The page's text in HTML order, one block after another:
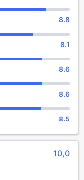
jos etsit mukavaa
maisemissa.
Inn Odawara-
vierailleen
jotka
hoitoja, jotka on
edistämään
vastaavat
8.8
8.1
8.6
8.6
8.5
10,0